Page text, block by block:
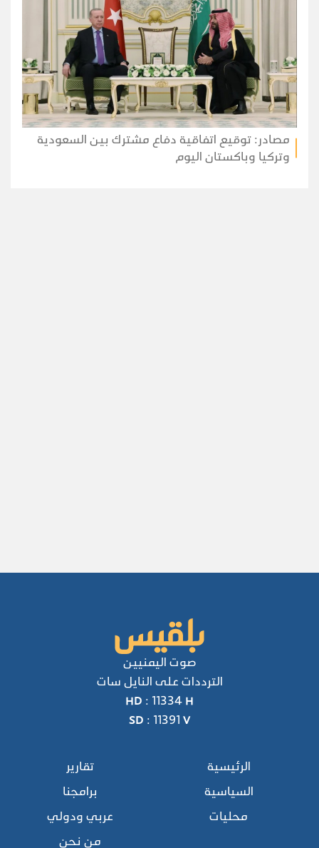
مصادر: توقيع اتفاقية دفاع مشترك بين السعودية
وتركيا وباكستان اليوم
صوت اليمنيين
الترددات على النايل سات
HD : 11334 H
SD : 11391 V
الرئيسية
السياسية
محليات
تقارير
برامجنا
عربي ودولي
من نحن